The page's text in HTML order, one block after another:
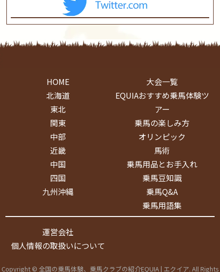
HOME
北海道
東北
関東
中部
近畿
中国
四国
九州沖縄
大会一覧
EQUIAおすすめ乗馬体験ツ
アー
乗馬の楽しみ方
オリンピック
馬術
乗馬用品とお手入れ
乗馬豆知識
乗馬Q&A
乗馬用語集
運営会社
個人情報の取扱いについて
Copyright © 全国の乗馬体験、乗馬クラブの紹介EQUIA | エクイア. All Rights